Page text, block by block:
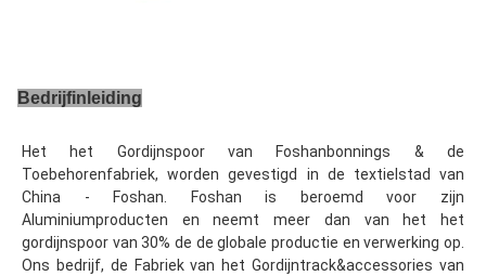
Bedrijfinleiding
Het het Gordijnspoor van Foshanbonnings & de
Toebehorenfabriek, worden gevestigd in de textielstad van
China - Foshan. Foshan is beroemd voor zijn
Aluminiumproducten en neemt meer dan van het het
gordijnspoor van 30% de de globale productie en verwerking op.
Ons bedrijf, de Fabriek van het Gordijntrack&accessories van